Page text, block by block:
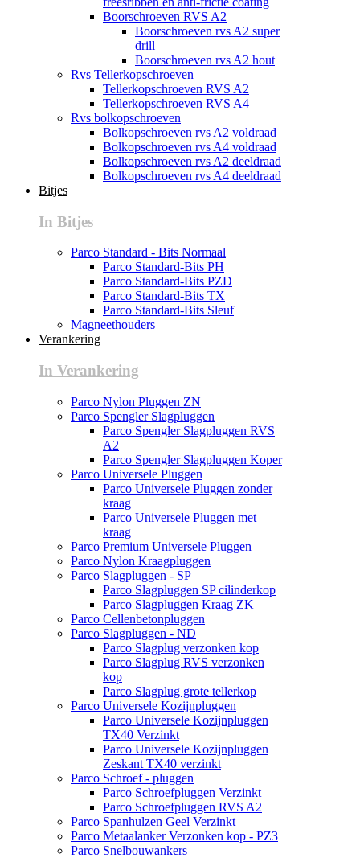
Boorschroeven RVS A2
Boorschroeven rvs A2 super
drill
Boorschroeven rvs A2 hout
Rvs Tellerkopschroeven
Tellerkopschroeven RVS A2
Tellerkopschroeven RVS A4
Rvs bolkopschroeven
Bolkopschroeven rvs A2 voldraad
Bolkopschroeven rvs A4 voldraad
Bolkopschroeven rvs A2 deeldraad
Bolkopschroeven rvs A4 deeldraad
Bitjes
In Bitjes
Parco Standard - Bits Normaal
Parco Standard-Bits PH
Parco Standard-Bits PZD
Parco Standard-Bits TX
Parco Standard-Bits Sleuf
Magneethouders
Verankering
In Verankering
Parco Nylon Pluggen ZN
Parco Spengler Slagpluggen
Parco Spengler Slagpluggen RVS
A2
Parco Spengler Slagpluggen Koper
Parco Universele Pluggen
Parco Universele Pluggen zonder
kraag
Parco Universele Pluggen met
kraag
Parco Premium Universele Pluggen
Parco Nylon Kraagpluggen
Parco Slagpluggen - SP
Parco Slagpluggen SP cilinderkop
Parco Slagpluggen Kraag ZK
Parco Cellenbetonpluggen
Parco Slagpluggen - ND
Parco Slagplug verzonken kop
Parco Slagplug RVS verzonken
kop
Parco Slagplug grote tellerkop
Parco Universele Kozijnpluggen
Parco Universele Kozijnpluggen
TX40 Verzinkt
Parco Universele Kozijnpluggen
Zeskant TX40 verzinkt
Parco Schroef - pluggen
Parco Schroefpluggen Verzinkt
Parco Schroefpluggen RVS A2
Parco Spanhulzen Geel Verzinkt
Parco Metaalanker Verzonken kop - PZ3
Parco Snelbouwankers